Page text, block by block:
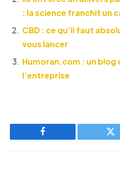
: la science franchit un
CBD : ce qu’il faut
vous lancer
Humoran.com : un blog
l’entreprise
Facebook